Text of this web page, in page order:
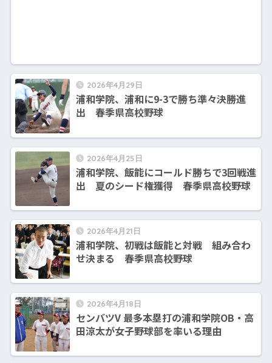
2026年4月29日
浦和学院、浦和に9-3で勝ち準々決勝進
出 春季県高校野球
2026年4月25日
浦和学院、飯能にコールド勝ちで3回戦進
出 夏のシード権獲得 春季県高校野球
2026年4月21日
浦和学院、初戦は飯能と対戦 組み合わ
せ決まる 春季県高校野球
2026年4月18日
センバツV 最多本塁打の浦和学院OB・高
田涼太が女子野球部を率いる理由